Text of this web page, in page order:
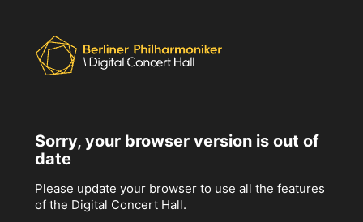
Sorry, your browser version is out of
date
Please update your browser to use all the features
of the Digital Concert Hall.